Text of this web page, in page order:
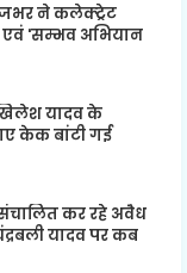
ने कलेक्ट्रेट
एवं 'सम्भव अभियान
यादव के
केक बांटी गई
कर रहे अवैध
यादव पर कब